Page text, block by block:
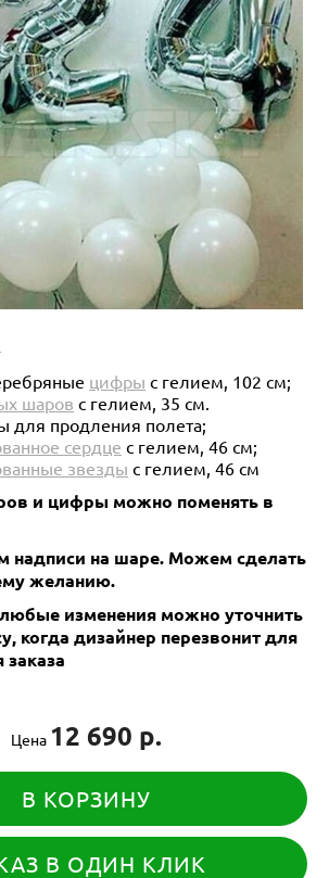
цифры с гелием, 102 см;
шаров с гелием, 35 см.
для продления полета;
сердце с гелием, 46 см;
звезды с гелием, 46 см
и цифры можно поменять в
надписи на шаре. Можем сделать
желанию.
изменения можно уточнить
когда дизайнер перезвонит для
Цена 12 690 р.
В КОРЗИНУ
В ОДИН КЛИК